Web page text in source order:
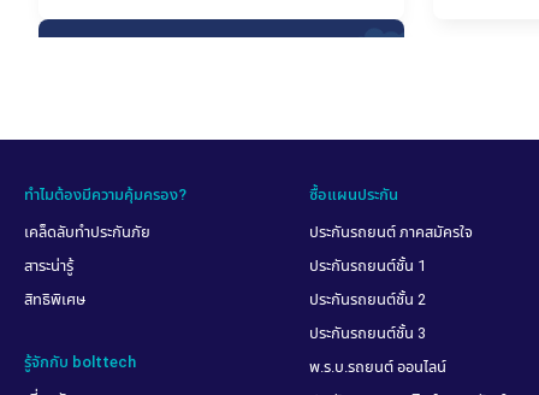
เลือกประกันการเดินทางให้เหมาะ
ถ้าใครมีแผนเดินทางไปเที่ยวหลายๆ ประเทศใน